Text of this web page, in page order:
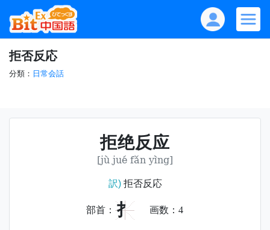
拒否反応
分類： 日常会話
拒绝反应
[jù jué fǎn yìng]
訳)拒否反応
部首： 扌 画数： 4